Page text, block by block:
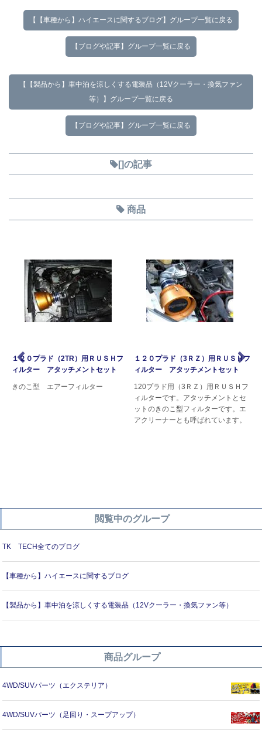
【【車種から】ハイエースに関するブログ】グループ一覧に戻る
【ブログや記事】グループ一覧に戻る
【【製品から】車中泊を涼しくする電装品（12Vクーラー・換気ファン
等）】グループ一覧に戻る
【ブログや記事】グループ一覧に戻る
[]の記事
商品
１２０プラド（2TR）用ＲＵＳＨフ
ィルター アタッチメントセット
きのこ型 エアーフィルター
１２０プラド（3ＲＺ）用ＲＵＳＨフ
ィルター アタッチメントセット
120プラド用（3ＲＺ）用ＲＵＳＨフ
ィルターです。アタッチメントとセ
ットのきのこ型フィルターです。エ
アクリーナーとも呼ばれています。
閲覧中のグループ
TK TECH全てのブログ
【車種から】ハイエースに関するブログ
【製品から】車中泊を涼しくする電装品（12Vクーラー・換気ファン等）
商品グループ
4WD/SUVパーツ（エクステリア）
4WD/SUVパーツ（足回り・スープアップ）